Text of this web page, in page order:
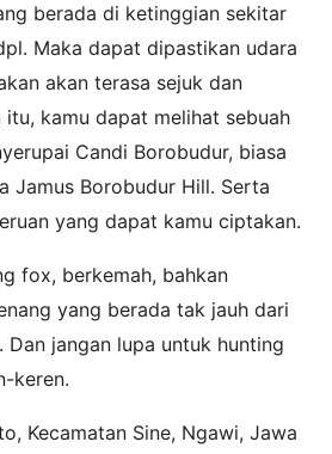
berada di ketinggian sekitar
Maka dapat dipastikan udara
akan terasa sejuk dan
itu, kamu dapat melihat sebuah
Candi Borobudur, biasa
Jamus Borobudur Hill. Serta
yang dapat kamu ciptakan.
fox, berkemah, bahkan
yang berada tak jauh dari
Dan jangan lupa untuk hunting
keren.
Kecamatan Sine, Ngawi, Jawa